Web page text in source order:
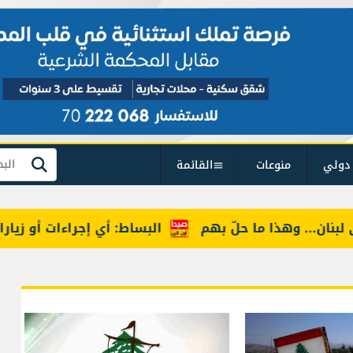
منوعات القائمة بحث
البساط: أي إجراءات أو زيارات وهذا ما حلّ بهم